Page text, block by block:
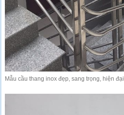
Mẫu cầu thang inox đẹp, sang trọng, hiện đại